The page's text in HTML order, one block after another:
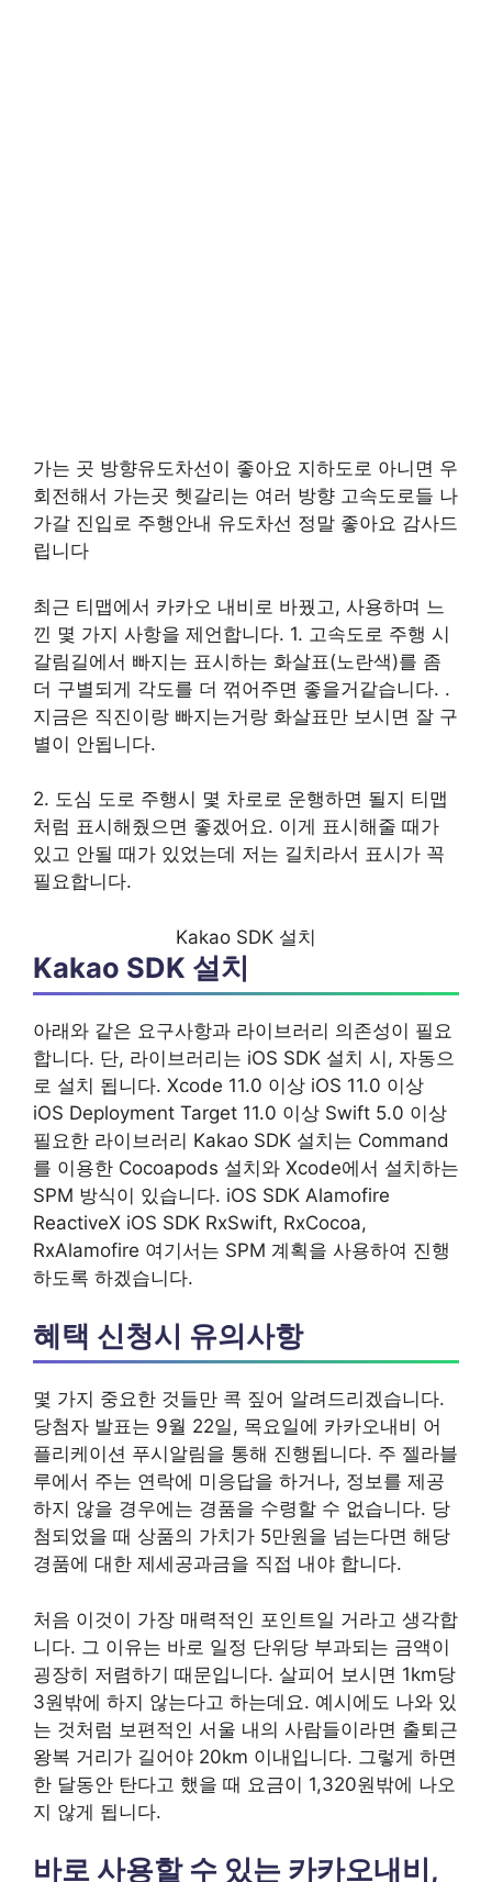
가는 곳 방향유도차선이 좋아요 지하도로 아니면 우
회전해서 가는곳 헷갈리는 여러 방향 고속도로들 나
가갈 진입로 주행안내 유도차선 정말 좋아요 감사드
립니다
최근 티맵에서 카카오 내비로 바꿨고, 사용하며 느
낀 몇 가지 사항을 제언합니다. 1. 고속도로 주행 시
갈림길에서 빠지는 표시하는 화살표(노란색)를 좀
더 구별되게 각도를 더 꺾어주면 좋을거같습니다. .
지금은 직진이랑 빠지는거랑 화살표만 보시면 잘 구
별이 안됩니다.
2. 도심 도로 주행시 몇 차로로 운행하면 될지 티맵
처럼 표시해줬으면 좋겠어요. 이게 표시해줄 때가
있고 안될 때가 있었는데 저는 길치라서 표시가 꼭
필요합니다.
Kakao SDK 설치
Kakao SDK 설치
아래와 같은 요구사항과 라이브러리 의존성이 필요
합니다. 단, 라이브러리는 iOS SDK 설치 시, 자동으
로 설치 됩니다. Xcode 11.0 이상 iOS 11.0 이상
iOS Deployment Target 11.0 이상 Swift 5.0 이상
필요한 라이브러리 Kakao SDK 설치는 Command
를 이용한 Cocoapods 설치와 Xcode에서 설치하는
SPM 방식이 있습니다. iOS SDK Alamofire
ReactiveX iOS SDK RxSwift, RxCocoa,
RxAlamofire 여기서는 SPM 계획을 사용하여 진행
하도록 하겠습니다.
혜택 신청시 유의사항
몇 가지 중요한 것들만 콕 짚어 알려드리겠습니다.
당첨자 발표는 9월 22일, 목요일에 카카오내비 어
플리케이션 푸시알림을 통해 진행됩니다. 주 젤라블
루에서 주는 연락에 미응답을 하거나, 정보를 제공
하지 않을 경우에는 경품을 수령할 수 없습니다. 당
첨되었을 때 상품의 가치가 5만원을 넘는다면 해당
경품에 대한 제세공과금을 직접 내야 합니다.
처음 이것이 가장 매력적인 포인트일 거라고 생각합
니다. 그 이유는 바로 일정 단위당 부과되는 금액이
굉장히 저렴하기 때문입니다. 살피어 보시면 1km당
3원밖에 하지 않는다고 하는데요. 예시에도 나와 있
는 것처럼 보편적인 서울 내의 사람들이라면 출퇴근
왕복 거리가 길어야 20km 이내입니다. 그렇게 하면
한 달동안 탄다고 했을 때 요금이 1,320원밖에 나오
지 않게 됩니다.
바로 사용할 수 있는 카카오내비,